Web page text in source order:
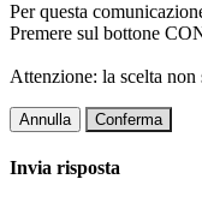
Per questa
Premere sul bottone
Attenzione: la scelta
Annulla Conferma
Invia risposta